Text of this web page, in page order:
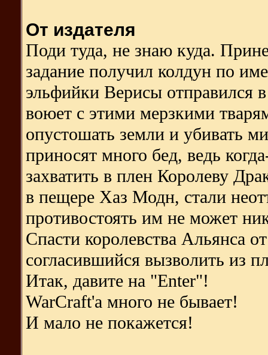
От издателя
Поди туда, не знаю куда.
задание получил колдун по
эльфийки Верисы отправился
воюет с этими мерзкими
опустошать земли и убивать
приносят много бед, ведь
захватить в плен Королеву
в пещере Хаз Модн, стали
противостоять им не может
Спасти королевства Альянса
согласившийся вызволить из
Итак, давите на "Enter"!
WarCraft'a много не бывает!
И мало не покажется!